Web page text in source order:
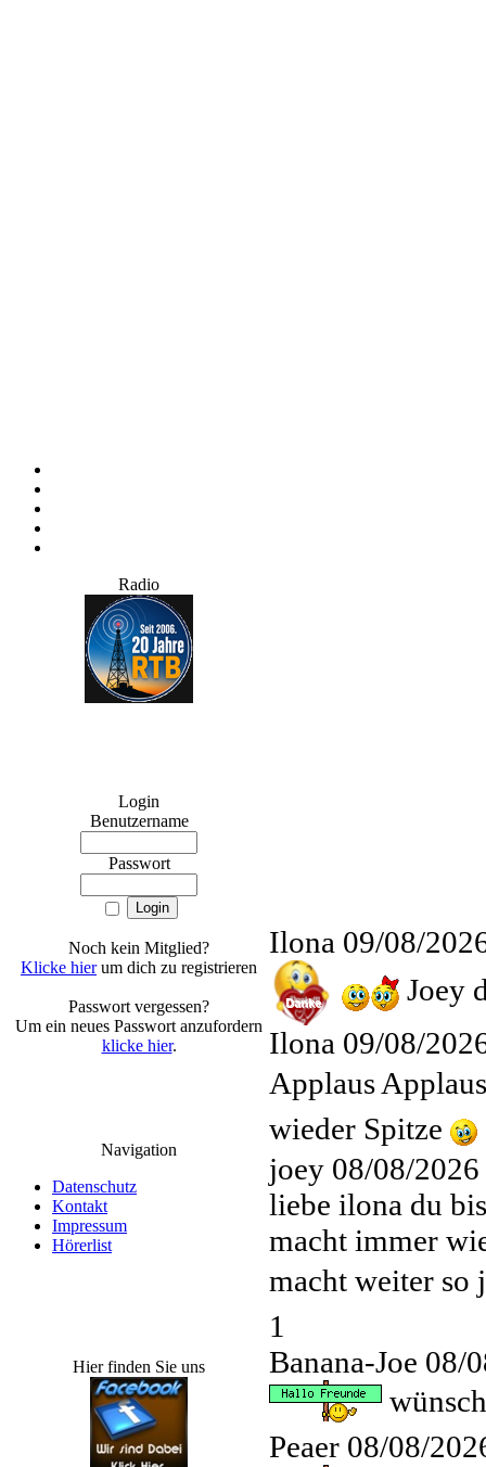
Radio
Login
Benutzername
Passwort
Noch kein Mitglied?
Klicke hierum dich zu registrieren
Passwort vergessen?
Um ein neues Passwort anzufordern
klicke hier.
Navigation
Datenschutz
Kontakt
Impressum
Hörerlist
Hier finden Sie uns
Ilona 09/08/
Joey
Ilona 09/08/
Applaus
wieder Spitze
joey 08/08/
liebe ilona du
macht immer
macht weiter so
1
Banana-Joe 08/
Peaer 08/08/